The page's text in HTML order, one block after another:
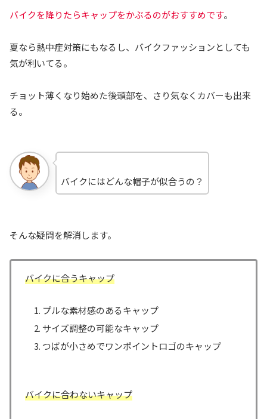
バイクを降りたらキャップをかぶるのがおすすめです。
夏なら熱中症対策にもなるし、バイクファッションとしても
気が利いてる。
チョット薄くなり始めた後頭部を、さり気なくカバーも出来
る。
バイクにはどんな帽子が似合うの？
そんな疑問を解消します。
バイクに合うキャップ
プルな素材感のあるキャップ
サイズ調整の可能なキャップ
つばが小さめでワンポイントロゴのキャップ
バイクに合わないキャップ